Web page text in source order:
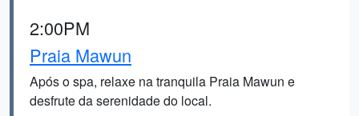
2:00PM
Praia Mawun
Após o spa, relaxe na tranquila Praia Mawun e
desfrute da serenidade do local.